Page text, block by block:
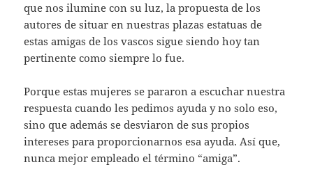
que nos ilumine con su luz, la propuesta de los
autores de situar en nuestras plazas estatuas de
estas amigas de los vascos sigue siendo hoy tan
pertinente como siempre lo fue.
Porque estas mujeres se pararon a escuchar nuestra
respuesta cuando les pedimos ayuda y no solo eso,
sino que además se desviaron de sus propios
intereses para proporcionarnos esa ayuda. Así que,
nunca mejor empleado el término “amiga”.